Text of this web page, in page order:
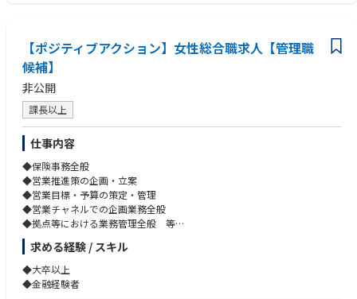
す。
・サービス改善へのダイレクトな貢献
＊単なる運用管理にとどまらず、不正対策やリスク審査の知見を元
に、UI/UX改善やプロダクトの仕様変更を提案・実施できます。エンジニ
ア部署との距離も近いため、スピーディーな改善が可能です。
・グローバル事業の「守り」の要
＊プラットフォームの安全性を担保し、クリエイターが安心して活動
できる環境を作る、事業の健全な成長に不可欠なポジションです。
※成人向けコンテンツに関わる場合がございます
【チーム構成】
海外向けのT&S部門として新設する独立部署のコアメンバーとなります。
・管理者（本ポジション） ：1名
※チャットやメール等でのテキストコミュニケーションに加え、海外ベン
ダーやステークホルダーとの朝会・会議・交渉等において、口頭で円滑な
議論・調整ができる実践的なスピーキング力（英会話力）
※受託側（コールセンター専業・BPO受託運営のみ）ではなく、事業会社
側でのご経験を重視します。
【歓迎要件】
・UGCサービスやコンテンツプラットフォームでの実務経験
・カスタマーサポート（CS）部門のマネジメント経験
・BPOの業務設計、SLA設計、品質管理など高度なベンダーコントロール
経験
・エンジニアや他部署と連携したUI/UX改善、プロダクト開発・改善の経
験
・米国法規制（インターネット関連）に関する基礎的な知見やリサーチ経
験
【ポジティブアクション】女性総合職求人【管理職
候補】
非公開
課長以上
仕事内容
◆保険事務全般
◆営業推進策の企画・立案
◆営業目標・予算の策定・管理
◆営業チャネルでの企画業務全般
◆拠点等における業務管理全般 等
※ご経験やご意向を伺った上で配属先を検討します。
※将来的に会社の定める業務（出向含む）へ変更されることがあります。
求める経験 / スキル
◆大卒以上
◆金融経験者